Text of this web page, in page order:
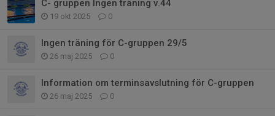
C- gruppen Ingen träning v.44
19 okt 2025 0
Ingen träning för C-gruppen 29/5
26 maj 2025 0
Information om terminsavslutning för C-gruppen
26 maj 2025 0